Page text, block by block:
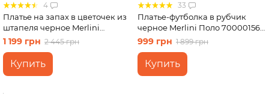
4
Платье на запах в цветочек из
штапеля черное Merlini
Віченца 700002201 размер S-M
1 199 грн 2 445 грн
Купить
33
Платье-футболка в рубчик
черное Merlini Поло 700001561
размер S-M
999 грн 1 899 грн
Купить